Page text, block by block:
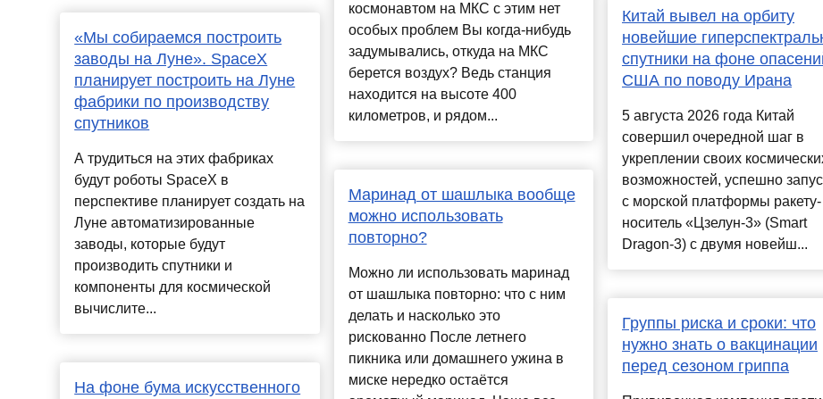
«Мы собираемся построить
заводы на Луне». SpaceX
планирует построить на Луне
фабрики по производству
спутников
А трудиться на этих фабриках
будут роботы SpaceX в
перспективе планирует создать на
Луне автоматизированные
заводы, которые будут
производить спутники и
компоненты для космической
вычислите...
На фоне бума искусственного
космонавтом на МКС с этим нет
особых проблем Вы когда-нибудь
задумывались, откуда на МКС
берется воздух? Ведь станция
находится на высоте 400
километров, и рядом...
Маринад от шашлыка вообще
можно использовать
повторно?
Можно ли использовать маринад
от шашлыка повторно: что с ним
делать и насколько это
рискованно После летнего
пикника или домашнего ужина в
миске нередко остаётся
Китай вывел на орбиту
новейшие
спутники на фоне
США по поводу Ирана
5 августа 2026 года Китай
совершил очередной шаг в
укреплении своих
возможностей, успешно
с морской платформы ракету-
носитель «Цзелун-3» (Smart
Dragon-3) с двумя новейш...
Группы риска и сроки: что
нужно знать о вакцинации
перед сезоном гриппа